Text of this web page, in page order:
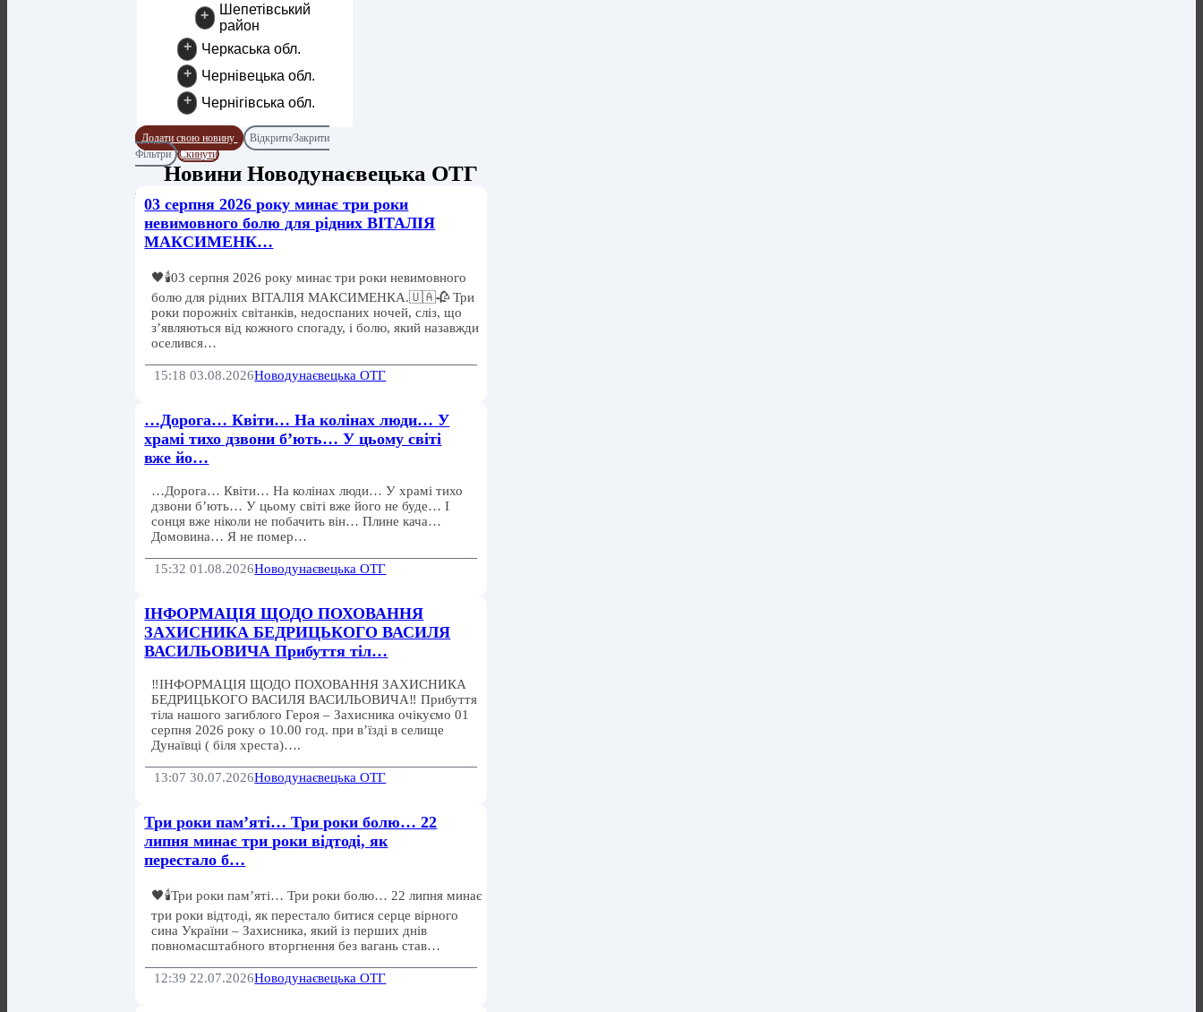
+
Шепетівський
район
+
Черкаська обл.
+
Чернівецька обл.
+
Чернігівська обл.
Додати свою новину
Відкрити/Закрити
Фільтри
Скинути
Новини Новодунаєвецька ОТГ
03 серпня 2026 року минає три роки
невимовного болю для рідних ВІТАЛІЯ
МАКСИМЕНК…
🖤🕯️03 серпня 2026 року минає три роки невимовного
болю для рідних ВІТАЛІЯ МАКСИМЕНКА.🇺🇦🥀 Три
роки порожніх світанків, недоспаних ночей, сліз, що
з’являються від кожного спогаду, і болю, який назавжди
оселився…
15:18 03.08.2026Новодунаєвецька ОТГ
…Дорога… Квіти… На колінах люди… У
храмі тихо дзвони б’ють… У цьому світі
вже йо…
…Дорога… Квіти… На колінах люди… У храмі тихо
дзвони б’ють… У цьому світі вже його не буде… І
сонця вже ніколи не побачить він… Плине кача…
Домовина… Я не помер…
15:32 01.08.2026Новодунаєвецька ОТГ
ІНФОРМАЦІЯ ЩОДО ПОХОВАННЯ
ЗАХИСНИКА БЕДРИЦЬКОГО ВАСИЛЯ
ВАСИЛЬОВИЧА Прибуття тіл…
‼️ІНФОРМАЦІЯ ЩОДО ПОХОВАННЯ ЗАХИСНИКА
БЕДРИЦЬКОГО ВАСИЛЯ ВАСИЛЬОВИЧА‼️ Прибуття
тіла нашого загиблого Героя – Захисника очікуємо 01
серпня 2026 року о 10.00 год. при вʼїзді в селище
Дунаївці ( біля хреста)….
13:07 30.07.2026Новодунаєвецька ОТГ
Три роки пам’яті… Три роки болю… 22
липня минає три роки відтоді, як
перестало б…
🖤🕯️Три роки пам’яті… Три роки болю… 22 липня минає
три роки відтоді, як перестало битися серце вірного
сина України – Захисника, який із перших днів
повномасштабного вторгнення без вагань став…
12:39 22.07.2026Новодунаєвецька ОТГ